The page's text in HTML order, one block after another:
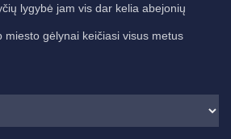
lygybė jam vis dar kelia abejonių
miesto gėlynai keičiasi visus metus